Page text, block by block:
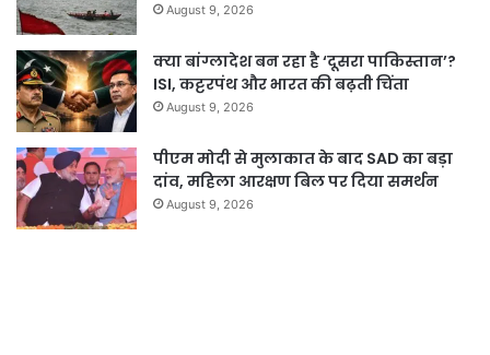
August 9, 2026
क्या बांग्लादेश बन रहा है ‘दूसरा पाकिस्तान’?
ISI, कट्टरपंथ और भारत की बढ़ती चिंता
August 9, 2026
पीएम मोदी से मुलाकात के बाद SAD का बड़ा
दांव, महिला आरक्षण बिल पर दिया समर्थन
August 9, 2026